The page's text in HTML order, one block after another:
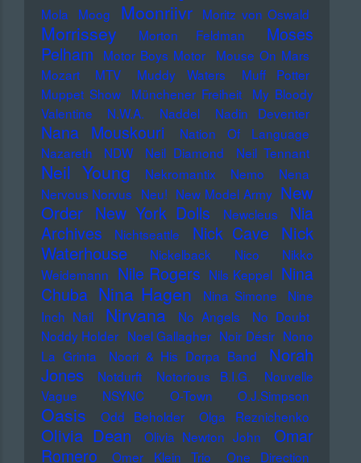
Mola
Moog Moonriivr Moritz von Oswald
Morrissey Morton Feldman
Moses
Pelham
Motor Boys Motor
Mouse On Mars
Mozart
MTV Muddy Waters
Muff Potter
Muppet Show
Münchener Freiheit
My Bloody
Valentine
N.W.A. Naddel Nadin Deventer
Nana Mouskouri
Nation Of Language
Nazareth
NDW Neil Diamond Neil Tennant
Neil Young Nekromantix Nemo
Nena
Nervous Norvus Neu! New Model Army New
Order New York Dolls Newcleus
Nia
Archives
Nichtseattle Nick Cave
Nick
Waterhouse
Nickelback Nico
Nikko
Weidemann Nile Rogers Nils Keppel Nina
Chuba Nina Hagen Nina Simone
Nine
Inch Nail
Nirvana No Angels
No Doubt
Noddy Holder Noel Gallagher Noir Désir Nono
La Grinta
Noori & His Dorpa Band
Norah
Jones
Notdurft Notorious B.I.G.
Nouvelle
Vague
NSYNC O-Town O.J.Simpson
Oasis Odd Beholder Olga Reznichenko
Olivia Dean Olivia Newton John
Omar
Romero
Omer Klein Trio One Direction